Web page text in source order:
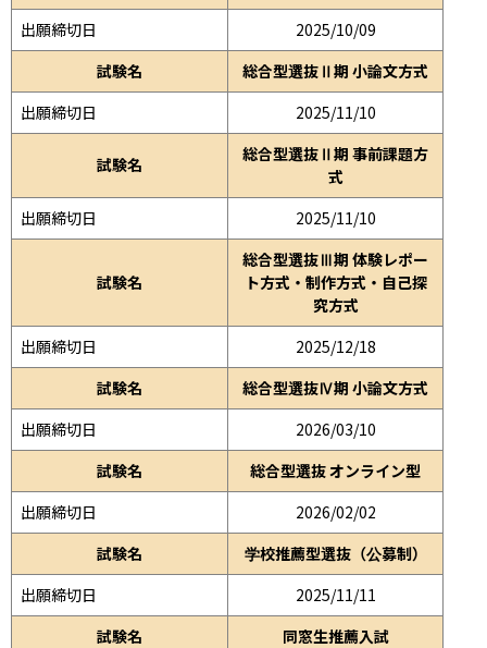
出願締切日
2025/10/09
試験名
総合型選抜Ⅱ期 小論文方式
出願締切日
2025/11/10
試験名
総合型選抜Ⅱ期 事前課題方
式
出願締切日
2025/11/10
試験名
総合型選抜Ⅲ期 体験レポー
ト方式・制作方式・自己探
究方式
出願締切日
2025/12/18
試験名
総合型選抜Ⅳ期 小論文方式
出願締切日
2026/03/10
試験名
総合型選抜 オンライン型
出願締切日
2026/02/02
試験名
学校推薦型選抜（公募制）
出願締切日
2025/11/11
試験名
同窓生推薦入試